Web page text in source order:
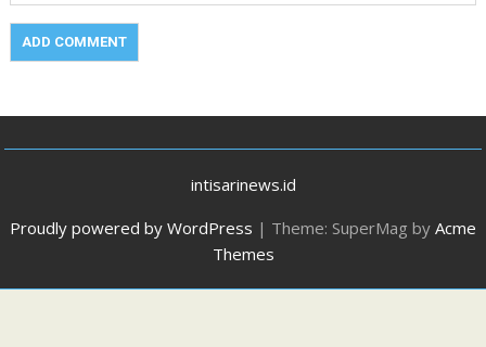
intisarinews.id
Proudly powered by WordPress | Theme: SuperMag by Acme
Themes